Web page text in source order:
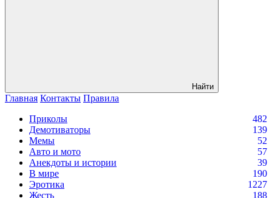
Найти
Главная Контакты Правила
Приколы
482
Демотиваторы
139
Мемы
52
Авто и мото
57
Анекдоты и истории
39
В мире
190
Эротика
1227
Жесть
188